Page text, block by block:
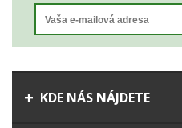
KDE NÁS NÁJDETE